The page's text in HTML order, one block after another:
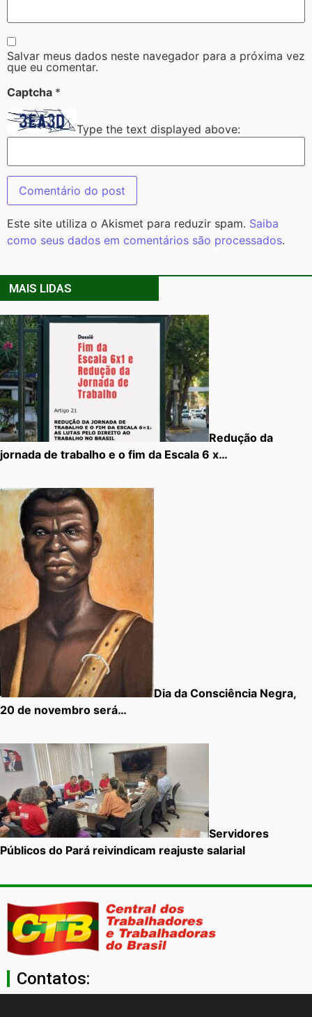
Salvar meus dados neste navegador para a próxima vez
que eu comentar.
Captcha *
Type the text displayed above:
Este site utiliza o Akismet para reduzir spam. Saiba
como seus dados em comentários são processados.
MAIS LIDAS
Redução da
jornada de trabalho e o fim da Escala 6 x…
Dia da Consciência Negra,
20 de novembro será…
Servidores
Públicos do Pará reivindicam reajuste salarial
Contatos: